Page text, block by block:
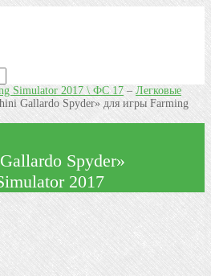
Simulator 2017 \ ФС 17– Легковые
Gallardo Spyder» для игры Farming
Spyder»
2017